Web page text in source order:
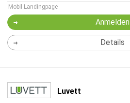
Mobil-Landingpage
Anmelden
Details
Luvett